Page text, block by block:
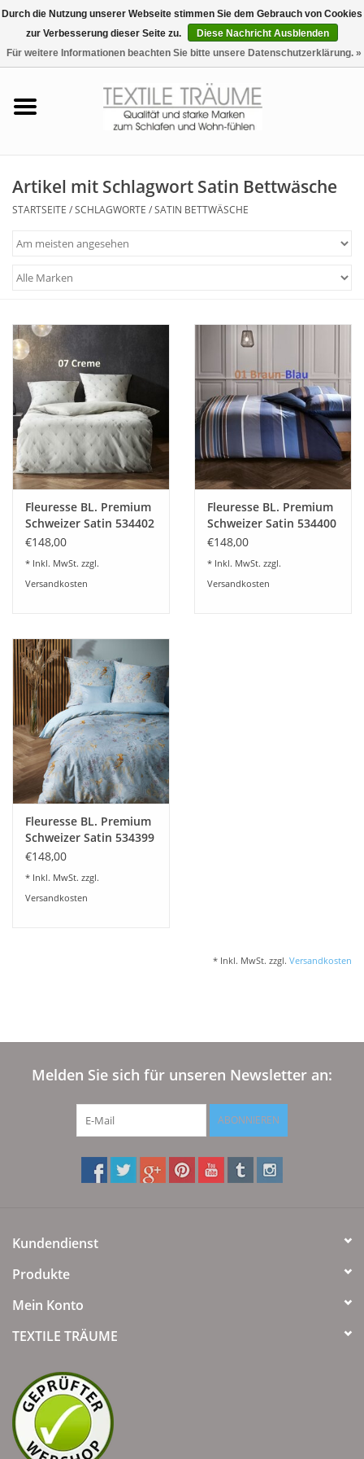
0 Artikel - €0,00
Tag & Nachtwäsche
Haus-Bademäntel
Plaids, Decken, Kissen
Mode & Accessoires
Edles aus Cashmere
Tisch & Küche
Kinder
Gutscheine
Accessoires Spa
Angebote
Info-Service
Geprüfter Webshop
Über uns
Artikel mit Schlagwort Satin Bettwäsche
STARTSEITE /SCHLAGWORTE /SATIN BETTWÄSCHE
Fleuresse BL. Premium
Schweizer Satin 534402
- 2 Farben
€148,00
* Inkl. MwSt. zzgl.
Versandkosten
Fleuresse BL. Premium
Schweizer Satin 534400
€148,00
* Inkl. MwSt. zzgl.
Versandkosten
Fleuresse BL. Premium
Schweizer Satin 534399
€148,00
* Inkl. MwSt. zzgl.
Versandkosten
* Inkl. MwSt. zzgl. Versandkosten
Melden Sie sich für unseren Newsletter an:
ABONNIEREN
Kundendienst
Produkte
Mein Konto
TEXTILE TRÄUME
Durch die Nutzung unserer Webseite stimmen Sie dem Gebrauch von Cookies
zur Verbesserung dieser Seite zu.
Diese Nachricht Ausblenden
Für weitere Informationen beachten Sie bitte unsere Datenschutzerklärung. »